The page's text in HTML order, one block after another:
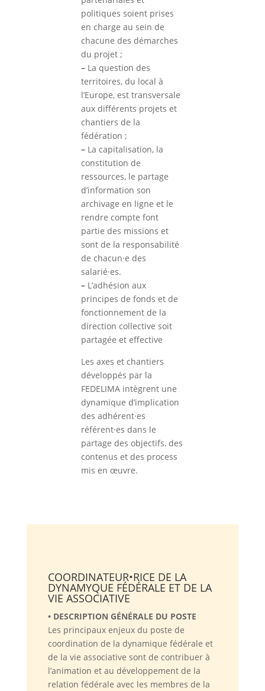
politiques soient prises
en charge au sein de
chacune des démarches
du projet ;
–La question des
territoires, du local à
l’Europe, est transversale
aux différents projets et
chantiers de la
fédération ;
–La capitalisation, la
constitution de
ressources, le partage
d’information son
archivage en ligne et le
rendre compte font
partie des missions et
sont de la responsabilité
de chacun·e des
salarié·es.
–L’adhésion aux
principes de fonds et de
fonctionnement de la
direction collective soit
partagée et effective
Les axes et chantiers
développés par la
FEDELIMA intègrent une
dynamique d’implication
des adhérent·es
référent·es dans le
partage des objectifs, des
contenus et des process
mis en œuvre.
COORDINATEUR•RICE DE LA
DYNAMYQUE FÉDÉRALE ET DE LA
VIE ASSOCIATIVE
• DESCRIPTION GÉNÉRALE DU POSTE
Les principaux enjeux du poste de
coordination de la dynamique fédérale et
de la vie associative sont de contribuer à
l’animation et au développement de la
relation fédérale avec les membres de la